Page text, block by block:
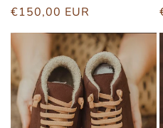
habitual
de
oferta
€150,00 EUR